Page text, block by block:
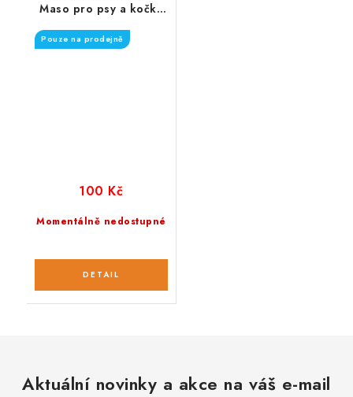
Maso pro psy a kočky
500 g
Pouze na prodejně
Momentálně nedostupné
100 Kč
Aktuální novinky a akce na váš e-mail